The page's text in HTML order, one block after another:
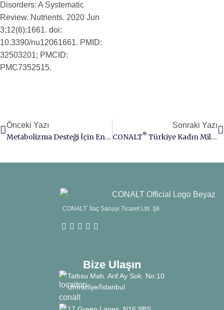
Disorders: A Systematic
Review. Nutrients. 2020 Jun
3;12(6):1661. doi:
10.3390/nu12061661. PMID:
32503201; PMCID:
PMC7352515.
Önceki Yazı
Metabolizma Desteği İçin En İyi Takviyeler
Sonraki Yazı
CONALT ® Türkiye Kadın Millî Voleybol Takımı’na Altın Destek
CONALT İlaç Sanayi Ticaret Ltd. Şti.
Bize Ulaşın
Tatlısu Mah. Arif Ay Sok. No:10
Ümraniye/İstanbul